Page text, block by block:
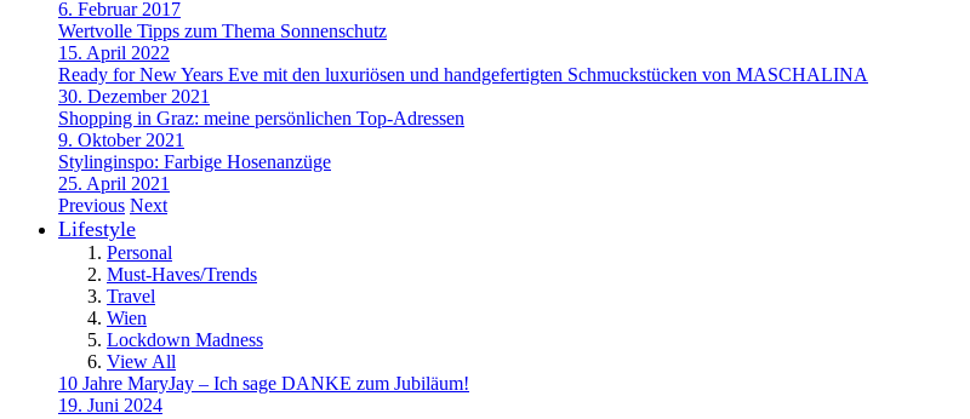
6. Februar 2017
Wertvolle Tipps zum Thema Sonnenschutz
15. April 2022
Ready for New Years Eve mit den luxuriösen und handgefertigten Schmuckstücken von MASCHALINA
30. Dezember 2021
Shopping in Graz: meine persönlichen Top-Adressen
9. Oktober 2021
Stylinginspo: Farbige Hosenanzüge
25. April 2021
Previous Next
Lifestyle
Personal
Must-Haves/Trends
Travel
Wien
Lockdown Madness
View All
10 Jahre MaryJay – Ich sage DANKE zum Jubiläum!
19. Juni 2024